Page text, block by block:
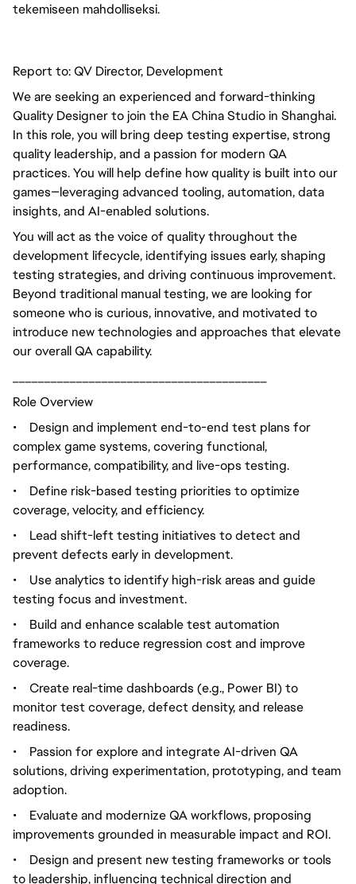
tekemiseen mahdolliseksi.
Report to: QV Director, Development
We are seeking an experienced and forward-thinking
Quality Designer to join the EA China Studio in Shanghai.
In this role, you will bring deep testing expertise, strong
quality leadership, and a passion for modern QA
practices. You will help define how quality is built into our
games—leveraging advanced tooling, automation, data
insights, and AI-enabled solutions.
You will act as the voice of quality throughout the
development lifecycle, identifying issues early, shaping
testing strategies, and driving continuous improvement.
Beyond traditional manual testing, we are looking for
someone who is curious, innovative, and motivated to
introduce new technologies and approaches that elevate
our overall QA capability.
Role Overview
•
Design and implement end-to-end test plans for
complex game systems, covering functional,
performance, compatibility, and live-ops testing.
•
Define risk-based testing priorities to optimize
coverage, velocity, and efficiency.
•
Lead shift-left testing initiatives to detect and
prevent defects early in development.
•
Use analytics to identify high-risk areas and guide
testing focus and investment.
•
Build and enhance scalable test automation
frameworks to reduce regression cost and improve
coverage.
•
Create real-time dashboards (e.g., Power BI) to
monitor test coverage, defect density, and release
readiness.
•
Passion for explore and integrate AI-driven QA
solutions, driving experimentation, prototyping, and team
adoption.
•
Evaluate and modernize QA workflows, proposing
improvements grounded in measurable impact and ROI.
•
Design and present new testing frameworks or tools
to leadership, influencing technical direction and